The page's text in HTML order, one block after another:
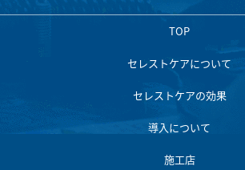
TOP
セレストケアについて
セレストケアの効果
導入について
施工店